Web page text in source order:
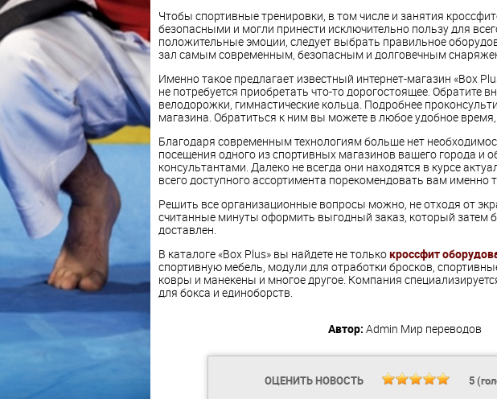
Чтобы спортивные тренировки, в том числе и занятия
безопасными и могли принести исключительно пользу для
положительные эмоции, следует выбрать правильное
зал самым современным, безопасным и долговечным
Именно такое предлагает известный интернет-магазин «Box
не потребуется приобретать что-то дорогостоящее. Обратите
велодорожки, гимнастические кольца. Подробнее
магазина. Обратиться к ним вы можете в любое удобное время,
Благодаря современным технологиям больше нет
посещения одного из спортивных магазинов вашего города и
консультантами. Далеко не всегда они находятся в курсе
всего доступного ассортимента порекомендовать вам именно
Решить все организационные вопросы можно, не отходя от
считанные минуты оформить выгодный заказ, который затем
доставлен.
В каталоге «Box Plus» вы найдете не толькокроссфит
спортивную мебель, модули для отработки бросков,
ковры и манекены и многое другое. Компания
для бокса и единоборств.
Автор: Admin Мир переводов
ОЦЕНИТЬ НОВОСТЬ 5